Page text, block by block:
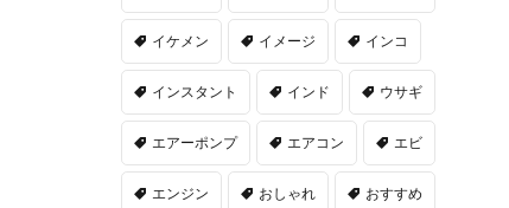
イケメン イメージ インコ
インスタント インド ウサギ
エアーポンプ エアコン エビ
エンジン おしゃれ おすすめ